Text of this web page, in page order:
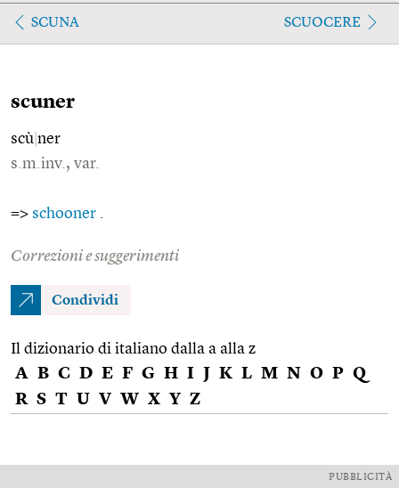
SCUNA SCUOCERE
scuner
scù ner
s.m.inv., var.
=> schooner
Correzioni e suggerimenti
Condividi
Il dizionario di italiano dalla a alla z
A B C D E F G H I J K L M N O P Q
R S T U V W X Y Z
PUBBLICITÀ